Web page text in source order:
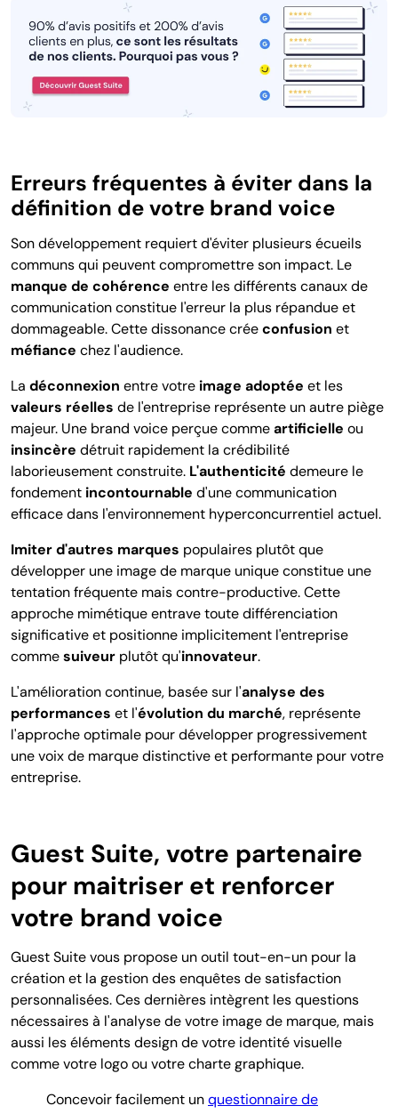
Erreurs fréquentes à éviter dans la
définition de votre brand voice
Son développement requiert d'éviter plusieurs écueils
communs qui peuvent compromettre son impact. Le
manque de cohérence entre les différents canaux de
communicationconstitue l'erreur la plus répandue et
dommageable. Cette dissonance créeconfusion et
méfiance chez l'audience.
La déconnexion entre votre image adoptée et les
valeurs réelles de l'entreprise représente un autre piège
majeur. Une brand voice perçue commeartificielle ou
insincère détruit rapidement la crédibilité
laborieusement construite. L'authenticité demeure le
fondement incontournable d'une communication
efficace dans l'environnement hyperconcurrentiel actuel.
Imiter d'autres marques populaires plutôt que
développer une image de marque unique constitue une
tentation fréquente mais contre-productive. Cette
approche mimétique entrave toute différenciation
significative et positionne implicitement l'entreprise
commesuiveur plutôt qu'innovateur.
L'amélioration continue, basée sur l'analyse des
performances et l'évolution du marché, représente
l'approche optimale pour développer progressivement
une voix de marque distinctive et performante pour votre
entreprise.
Guest Suite, votre partenaire
pour maitriser et renforcer
votre brand voice
Guest Suite vous propose un outil tout-en-un pour la
création et la gestion des enquêtes de satisfaction
personnalisées. Ces dernières intègrent les questions
nécessaires à l'analyse de votre image de marque, mais
aussi les éléments design de votre identité visuelle
comme votre logo ou votre charte graphique.
Concevoir facilement unquestionnaire de